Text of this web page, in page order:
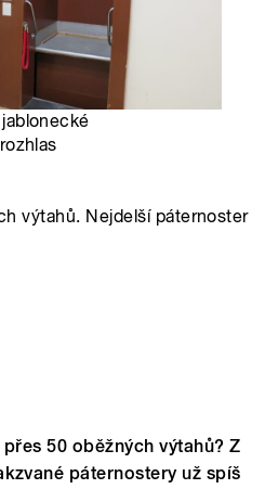
výtahů. Nejdelší páternoster
50 oběžných výtahů? Z
páternostery už spíš